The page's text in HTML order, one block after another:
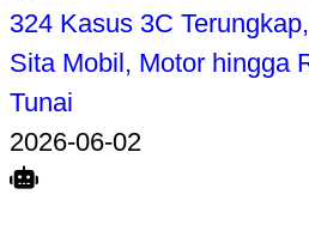
324 Kasus 3C
Sita Mobil, Motor hingga
Tunai
2026-06-02